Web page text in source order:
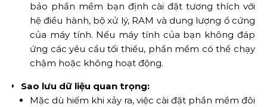
bảo phần mềm bạn định cài đặt tương thích với
hệ điều hành, bộ xử lý, RAM và dung lượng ổ cứng
của máy tính. Nếu máy tính của bạn không đáp
ứng các yêu cầu tối thiểu, phần mềm có thể chạy
chậm hoặc không hoạt động.
Sao lưu dữ liệu quan trọng:
Mặc dù hiếm khi xảy ra, việc cài đặt phần mềm đôi